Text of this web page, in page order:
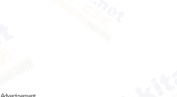
Advertisement